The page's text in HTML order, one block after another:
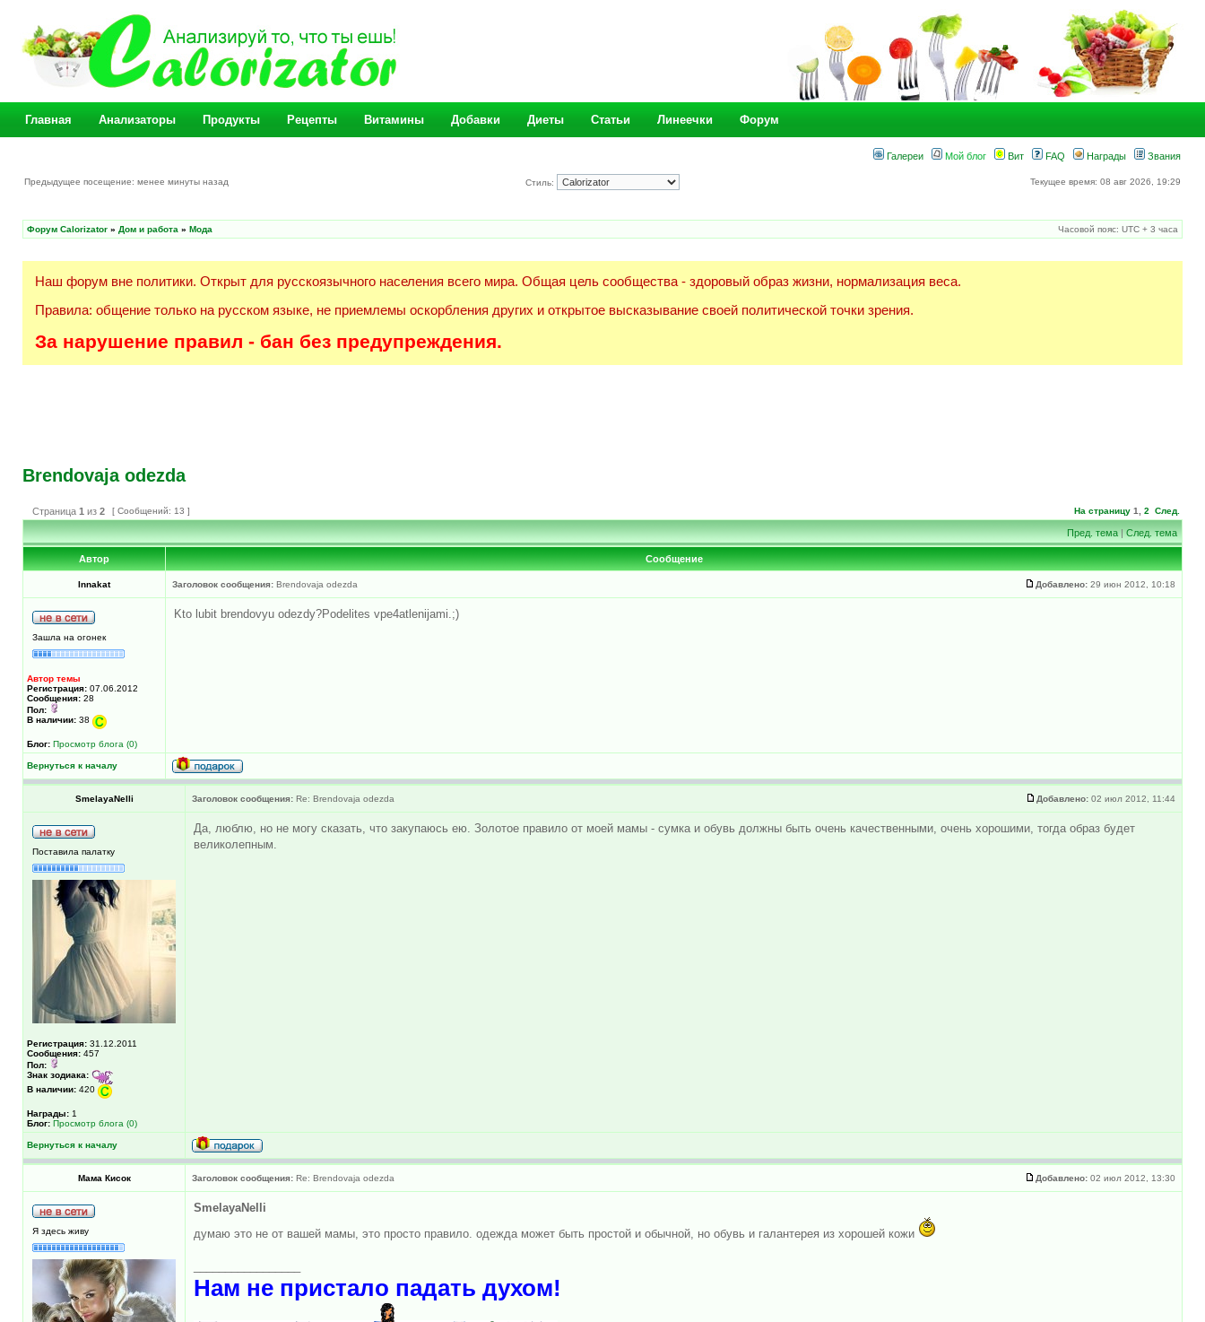
Главная Анализаторы Продукты Рецепты Витамины Добавки Диеты Статьи Линеечки Форум
Галереи Мой блог Вит FAQ Награды Звания
Предыдущее посещение: менее минуты назад Стиль: Текущее время: 08 авг 2026, 19:29
Форум Calorizator » Дом и работа » Мода Часовой пояс: UTC + 3 часа
Наш форум вне политики. Открыт для русскоязычного населения всего мира. Общая цель сообщества - здоровый образ жизни, нормализация веса.
Правила: общение только на русском языке, не приемлемы оскорбления других и открытое высказывание своей политической точки зрения.
За нарушение правил - бан без предупреждения.
Brendovaja odezda
Страница 1 из 2 [ Сообщений: 13 ] На страницу 1 2 След.
Пред. тема|След. тема
Автор Сообщение
Innakat Заголовок сообщения: Brendovaja odezda Добавлено: 29 июн 2012, 10:18
Зашла на огонек
Автор темы
Регистрация: 07.06.2012
Сообщения: 28
Пол:
В наличии: 38
Блог: Просмотр блога (0)
Kto lubit brendovyu odezdy?Podelites vpe4atlenijami.;)
Вернуться к началу
SmelayaNelli Заголовок сообщения: Re: Brendovaja odezda Добавлено: 02 июл 2012, 11:44
Поставила палатку
Регистрация: 31.12.2011
Сообщения: 457
Пол:
Знак зодиака:
В наличии: 420
Награды: 1
Блог: Просмотр блога (0)
Да, люблю, но не могу сказать, что закупаюсь ею. Золотое правило от моей мамы - сумка и обувь должны быть очень качественными, очень хорошими, тогда образ будет
великолепным.
Вернуться к началу
Мама Кисок Заголовок сообщения: Re: Brendovaja odezda Добавлено: 02 июл 2012, 13:30
Я здесь живу
SmelayaNelli
думаю это не от вашей мамы, это просто правило. одежда может быть простой и обычной, но обувь и галантерея из хорошей кожи
Нам не пристало падать духом!